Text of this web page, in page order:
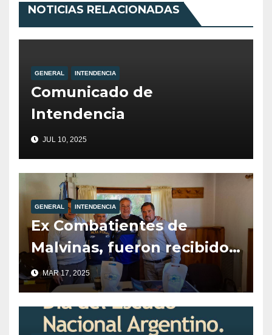
NOTICIAS RELACIONADAS
GENERAL INTENDENCIA
Comunicado de
Intendencia
JUL 10, 2025
GENERAL INTENDENCIA
Ex Combatientes de
Malvinas, fueron recibidos
por el Intendente de Villa
la Angostura, Javier Murer.
MAR 17, 2025